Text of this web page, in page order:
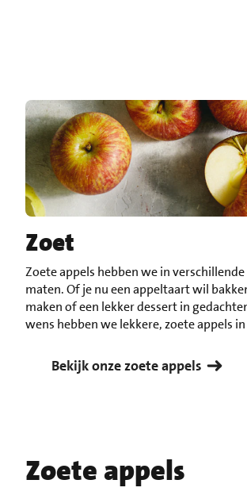
Zoet
Zoete appels hebben we in
maten. Of je nu een appeltaart wil
maken of een lekker dessert in
wens hebben we lekkere, zoete appels
Bekijk onze zoete appels
Zoete appels